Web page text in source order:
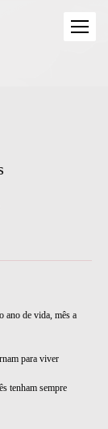
ano de vida, mês a
para viver
tenham sempre